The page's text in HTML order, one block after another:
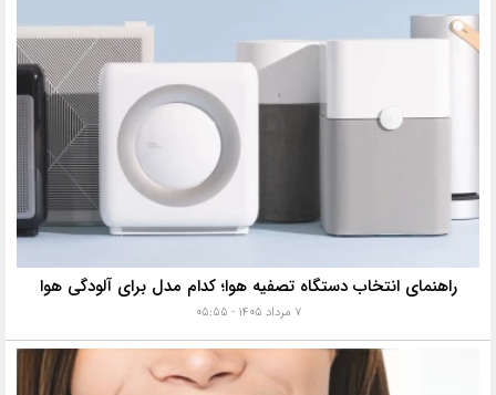
راهنمای انتخاب دستگاه تصفیه هوا؛ کدام مدل برای آلودگی هوا
۷ مرداد ۱۴۰۵ - ۰۵:۵۵